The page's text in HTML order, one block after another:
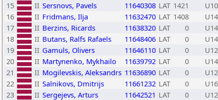
15
II Sersnovs, Pavels 11640308 LAT 1421
U10
16
II Fridmans, Ilja 11632470 LAT 1408
U14
17
II Berzins, Ricards 11638320 LAT 0
U14
18
II Butans, Ralfs Rafaels 11648406 LAT 0
U14
19
II Gamuls, Olivers 11646110 LAT 0
U12
20
II Martynenko, Mykhailo 11639792 LAT 0
U14
21
II Mogilevskis, Aleksandrs 11636890 LAT 0
U12
22
II Salnikovs, Dmitrijs 11661232 LAT 0
U16
23
II Sergejevs, Arturs 11642521 LAT 0
U12